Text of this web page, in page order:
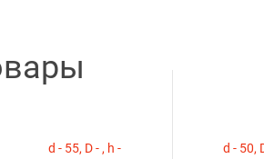
d - 55, D - , h - d - 50,